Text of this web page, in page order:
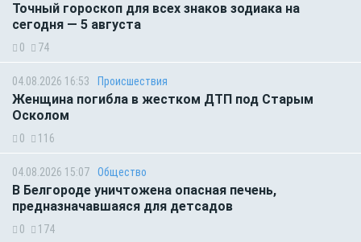
Точный гороскоп для всех знаков зодиака на
сегодня — 5 августа
0 74
04.08.2026 16:53 Происшествия
Женщина погибла в жестком ДТП под Старым
Осколом
0 116
04.08.2026 15:07 Общество
В Белгороде уничтожена опасная печень,
предназначавшаяся для детсадов
0 174